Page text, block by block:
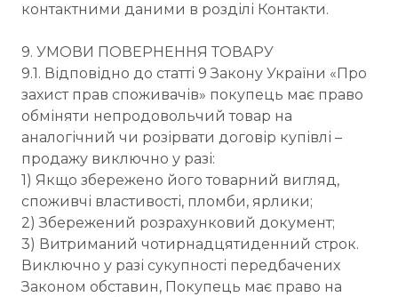
контактними даними в розділі Контакти.
9. УМОВИ ПОВЕРНЕННЯ ТОВАРУ
9.1. Відповідно до статті 9 Закону України «Про
захист прав споживачів» покупець має право
обміняти непродовольчий товар на
аналогічний чи розірвати договір купівлі –
продажу виключно у разі:
1) Якщо збережено його товарний вигляд,
споживчі властивості, пломби, ярлики;
2) Збережений розрахунковий документ;
3) Витриманий чотирнадцятиденний строк.
Виключно у разі сукупності передбачених
Законом обставин, Покупець має право на